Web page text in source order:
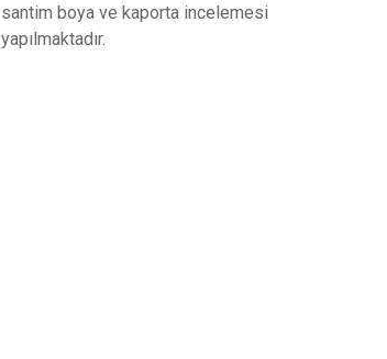
santim boya ve kaporta incelemesi
yapılmaktadır.